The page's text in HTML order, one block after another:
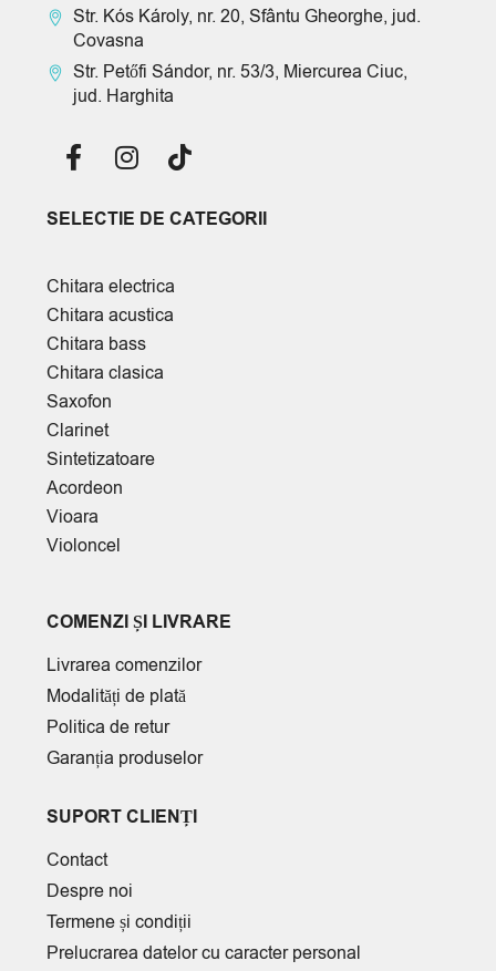
Str. Kós Károly, nr. 20, Sfântu Gheorghe, jud.
Covasna
Str. Petőfi Sándor, nr. 53/3, Miercurea Ciuc,
jud. Harghita
SELECTIE DE CATEGORII
Chitara electrica
Chitara acustica
Chitara bass
Chitara clasica
Saxofon
Clarinet
Sintetizatoare
Acordeon
Vioara
Violoncel
COMENZI ȘI LIVRARE
Livrarea comenzilor
Modalități de plată
Politica de retur
Garanția produselor
SUPORT CLIENȚI
Contact
Despre noi
Termene și condiții
Prelucrarea datelor cu caracter personal